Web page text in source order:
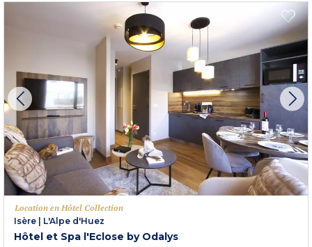
Location en Hôtel Collection
Isère
L'Alpe d'Huez
Hôtel et Spa l'Eclose by Odalys